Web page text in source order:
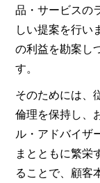
品・サービスの
しい提案を行い
の利益を勘案し
す。
そのためには、
倫理を保持し、
ル・アドバイザ
まとともに繁栄
ることで、顧客